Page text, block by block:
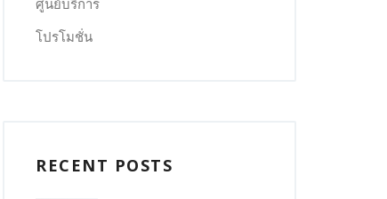
ศูนย์บริการ
โปรโมชั่น
RECENT POSTS